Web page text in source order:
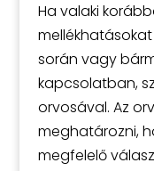
Ha valaki
során vagy
kapcsolatban,
orvosával. Az
meghatározni,
megfelelő